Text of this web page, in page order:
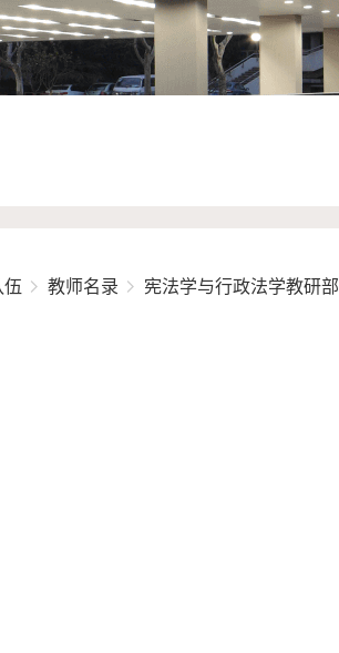
伍 教师名录 宪法学与行政法学教研部